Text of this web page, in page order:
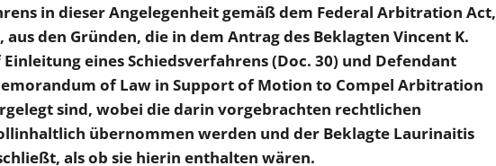
in dieser Angelegenheit gemäß dem Federal Arbitration Act,
aus den Gründen, die in dem Antrag des Beklagten Vincent K.
eines Schiedsverfahrens (Doc. 30) und Defendant
of Law in Support of Motion to Compel Arbitration
sind, wobei die darin vorgebrachten rechtlichen
übernommen werden und der Beklagte Laurinaitis
als ob sie hierin enthalten wären.